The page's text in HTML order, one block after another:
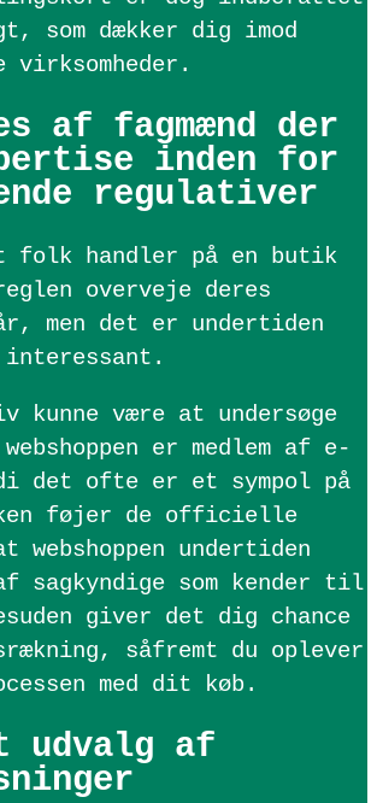
som dækker dig imod
virksomheder.
af fagmænd der
inden for
regulativer
folk handler på en butik
overveje deres
men det er undertiden
kunne være at undersøge
er medlem af e-
det ofte er et sympol på
føjer de officielle
undertiden
sagkyndige som kender til
giver det dig chance
såfremt du oplever
med dit køb.
udvalg af